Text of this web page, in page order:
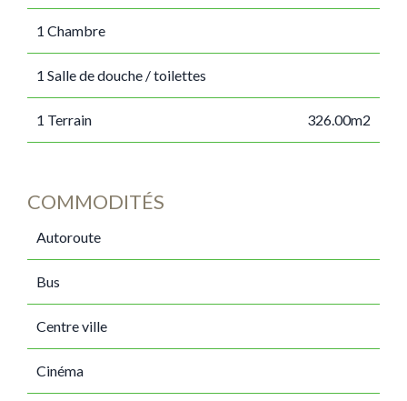
1 Chambre
1 Salle de douche / toilettes
1 Terrain 326.00m2
COMMODITÉS
Autoroute
Bus
Centre ville
Cinéma